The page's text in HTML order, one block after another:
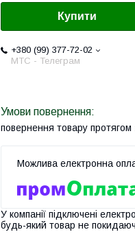
Купити
+380 (99) 377-72-02
МТС - Телеграм
повернення товару протягом
У компанії підключені
будь-який товар не